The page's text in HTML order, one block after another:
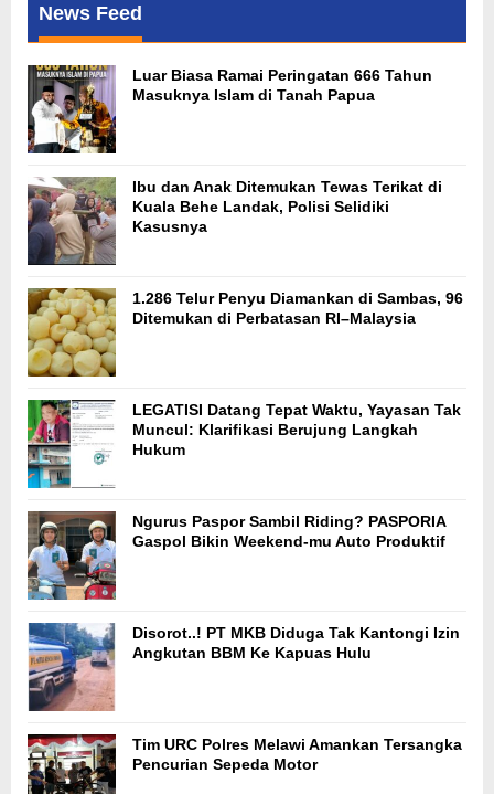
News Feed
Luar Biasa Ramai Peringatan 666 Tahun
Masuknya Islam di Tanah Papua
Ibu dan Anak Ditemukan Tewas Terikat di
Kuala Behe Landak, Polisi Selidiki
Kasusnya
1.286 Telur Penyu Diamankan di Sambas, 96
Ditemukan di Perbatasan RI–Malaysia
LEGATISI Datang Tepat Waktu, Yayasan Tak
Muncul: Klarifikasi Berujung Langkah
Hukum
Ngurus Paspor Sambil Riding? PASPORIA
Gaspol Bikin Weekend-mu Auto Produktif
Disorot..! PT MKB Diduga Tak Kantongi Izin
Angkutan BBM Ke Kapuas Hulu
Tim URC Polres Melawi Amankan Tersangka
Pencurian Sepeda Motor